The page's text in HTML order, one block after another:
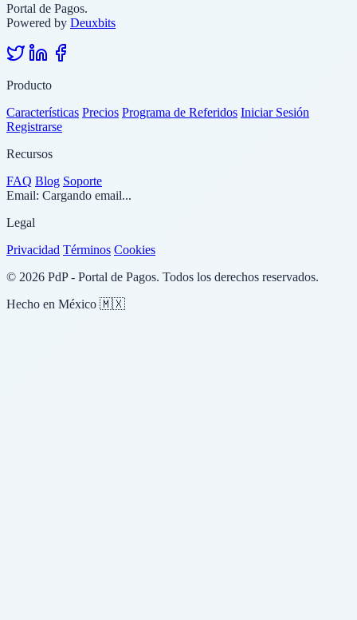
Portal de Pagos.
Powered by Deuxbits
Producto
Características Precios Programa de Referidos Iniciar Sesión
Registrarse
Recursos
FAQ Blog Soporte
Email: Cargando email...
Legal
Privacidad Términos Cookies
© 2026 PdP - Portal de Pagos. Todos los derechos reservados.
Hecho en México 🇲🇽